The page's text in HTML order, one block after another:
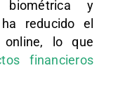
biométrica y
reducido el
lo que
financieros